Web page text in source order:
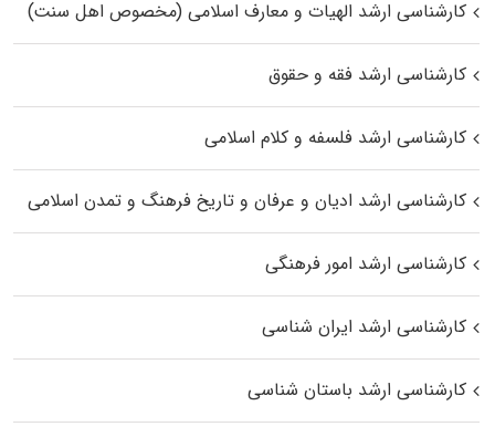
کارشناسی ارشد الهیات و معارف اسلامی (مخصوص اهل سنت)
کارشناسی ارشد فقه و حقوق
کارشناسی ارشد فلسفه و کلام اسلامی
کارشناسی ارشد ادیان و عرفان و تاریخ فرهنگ و تمدن اسلامی
کارشناسی ارشد امور فرهنگی
کارشناسی ارشد ایران شناسی
کارشناسی ارشد باستان شناسی